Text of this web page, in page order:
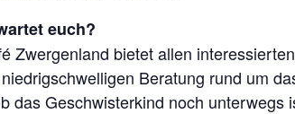
euch?
Zwergenland bietet allen
Beratung rund um
das Geschwisterkind noch unterwegs